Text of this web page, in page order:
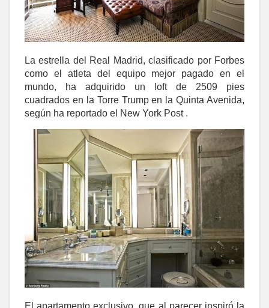
La estrella del Real Madrid, clasificado por Forbes
como el atleta del equipo mejor pagado en el
mundo, ha adquirido un loft de 2509 pies
cuadrados en la Torre Trump en la Quinta Avenida,
según ha reportado el New York Post .